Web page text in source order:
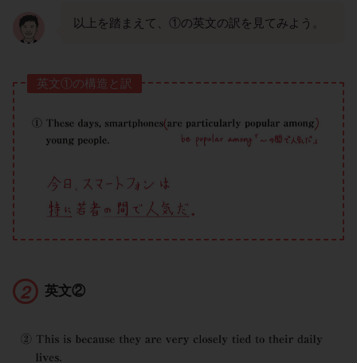
以上を踏まえて、①の英文の訳を見てみよう。
英文①の構造と訳
英文②